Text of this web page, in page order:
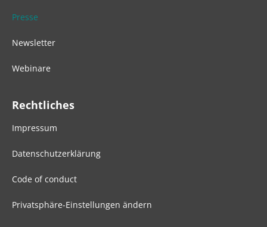
Presse
Newsletter
Webinare
Rechtliches
Impressum
Datenschutzerklärung
Code of conduct
Privatsphäre-Einstellungen ändern